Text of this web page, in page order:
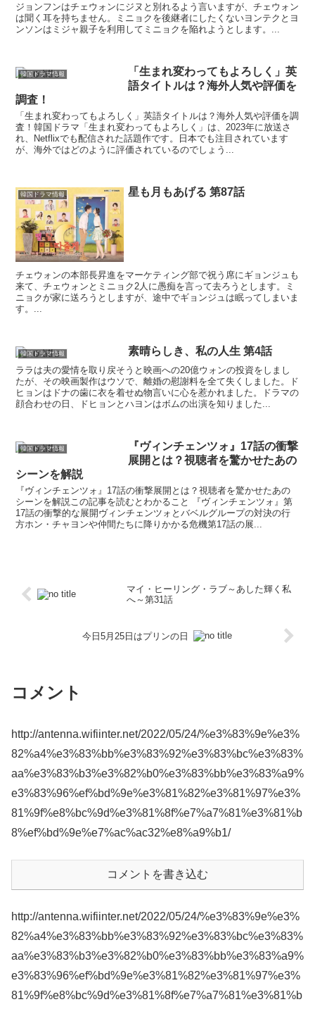
ジョンフンはチェウォンにジヌと別れるよう言いますが、チェウォン
は聞く耳を持ちません。ミニョクを後継者にしたくないヨンテクとヨ
ンソンはミジャ親子を利用してミニョクを陥れようとします。...
韓国ドラマ情報
「生まれ変わってもよろしく」英
語タイトルは？海外人気や評価を
調査！
「生まれ変わってもよろしく」英語タイトルは？海外人気や評価を調
査！韓国ドラマ「生まれ変わってもよろしく」は、2023年に放送さ
れ、Netflixでも配信された話題作です。日本でも注目されています
が、海外ではどのように評価されているのでしょう...
韓国ドラマ情報 星も月もあげる 第87話
チェウォンの本部長昇進をマーケティング部で祝う席にギョンジュも
来て、チェウォンとミニョク2人に愚痴を言って去ろうとします。ミ
ニョクが家に送ろうとしますが、途中でギョンジュは眠ってしまいま
す。...
韓国ドラマ情報 素晴らしき、私の人生 第4話
ララは夫の愛情を取り戻そうと映画への20億ウォンの投資をしまし
たが、その映画製作はウソで、離婚の慰謝料を全て失くしました。ド
ヒョンはドナの歯に衣を着せぬ物言いに心を惹かれました。ドラマの
顔合わせの日、ドヒョンとハヨンはボムの出演を知りました...
韓国ドラマ情報
『ヴィンチェンツォ』17話の衝撃
展開とは？視聴者を驚かせたあの
シーンを解説
『ヴィンチェンツォ』17話の衝撃展開とは？視聴者を驚かせたあの
シーンを解説この記事を読むとわかること 『ヴィンチェンツォ』第
17話の衝撃的な展開ヴィンチェンツォとバベルグループの対決の行
方ホン・チャヨンや仲間たちに降りかかる危機第17話の展...
マイ・ヒーリング・ラブ～あした輝く私
へ～第31話
今日5月25日はプリンの日
コメント
http://antenna.wifiinter.net/2022/05/24/%e3%83%9e%e3%
82%a4%e3%83%bb%e3%83%92%e3%83%bc%e3%83%
aa%e3%83%b3%e3%82%b0%e3%83%bb%e3%83%a9%
e3%83%96%ef%bd%9e%e3%81%82%e3%81%97%e3%
81%9f%e8%bc%9d%e3%81%8f%e7%a7%81%e3%81%b
8%ef%bd%9e%e7%ac%ac32%e8%a9%b1/
コメントを書き込む
http://antenna.wifiinter.net/2022/05/24/%e3%83%9e%e3%
82%a4%e3%83%bb%e3%83%92%e3%83%bc%e3%83%
aa%e3%83%b3%e3%82%b0%e3%83%bb%e3%83%a9%
e3%83%96%ef%bd%9e%e3%81%82%e3%81%97%e3%
81%9f%e8%bc%9d%e3%81%8f%e7%a7%81%e3%81%b